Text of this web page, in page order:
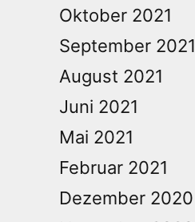
Oktober 2021
September 2021
August 2021
Juni 2021
Mai 2021
Februar 2021
Dezember 2020